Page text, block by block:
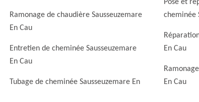
Ramonage de chaudière Sausseuzemare
En Cau
Entretien de cheminée Sausseuzemare
En Cau
Tubage de cheminée Sausseuzemare En
Pose et
cheminée
En Cau
En Cau